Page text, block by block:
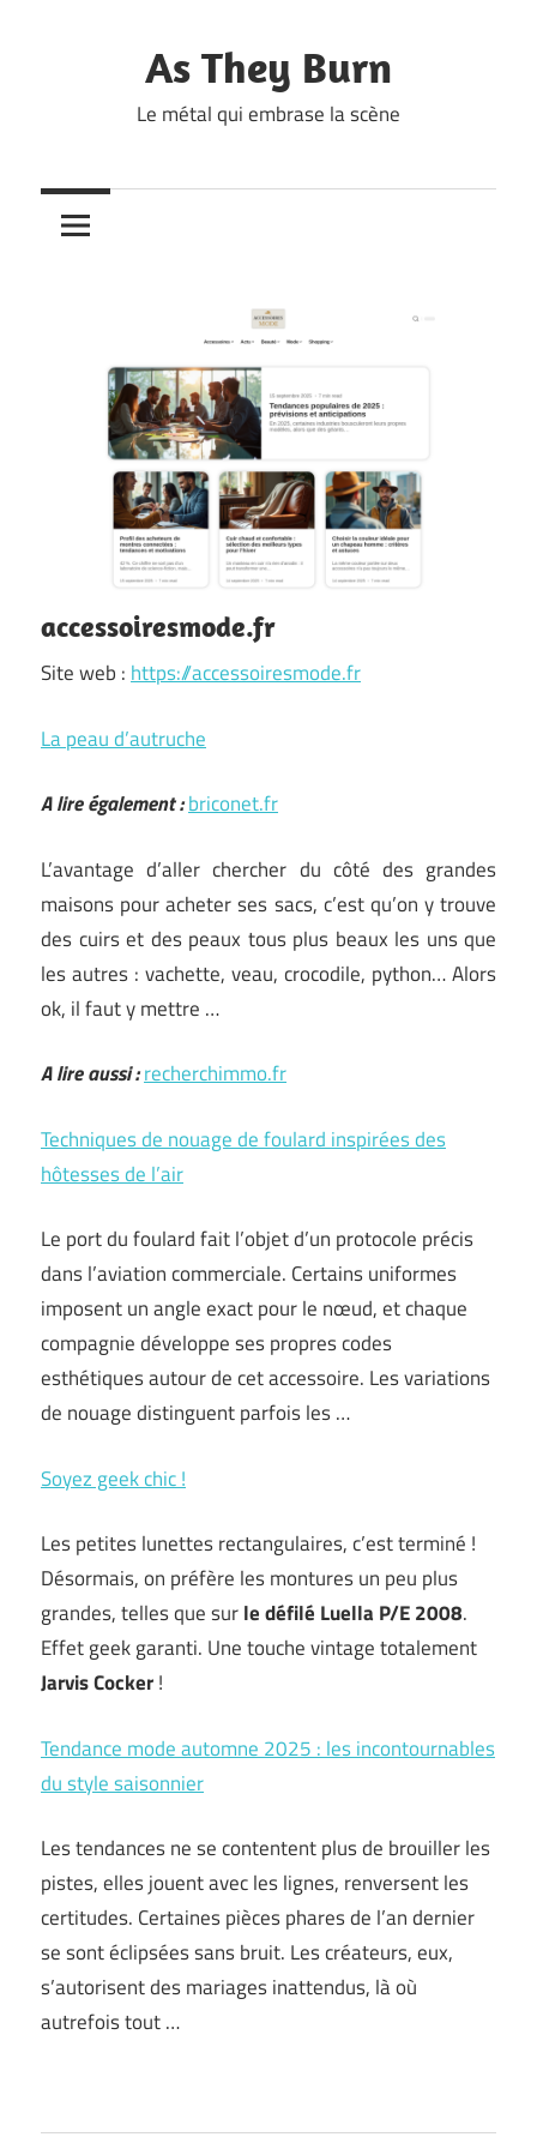
As They Burn
Le métal qui embrase la scène
accessoiresmode.fr
Site web : https://accessoiresmode.fr
La peau d’autruche
A lire également :briconet.fr
L’avantage d’aller chercher du côté des grandes
maisons pour acheter ses sacs, c’est qu’on y trouve
des cuirs et des peaux tous plus beaux les uns que
les autres : vachette, veau, crocodile, python… Alors
ok, il faut y mettre …
A lire aussi :recherchimmo.fr
Techniques de nouage de foulard inspirées des
hôtesses de l’air
Le port du foulard fait l’objet d’un protocole précis
dans l’aviation commerciale. Certains uniformes
imposent un angle exact pour le nœud, et chaque
compagnie développe ses propres codes
esthétiques autour de cet accessoire. Les variations
de nouage distinguent parfois les …
Soyez geek chic !
Les petites lunettes rectangulaires, c’est terminé !
Désormais, on préfère les montures un peu plus
grandes, telles que surle défilé Luella P/E 2008.
Effet geek garanti. Une touche vintage totalement
Jarvis Cocker!
Tendance mode automne 2025 : les incontournables
du style saisonnier
Les tendances ne se contentent plus de brouiller les
pistes, elles jouent avec les lignes, renversent les
certitudes. Certaines pièces phares de l’an dernier
se sont éclipsées sans bruit. Les créateurs, eux,
s’autorisent des mariages inattendus, là où
autrefois tout …